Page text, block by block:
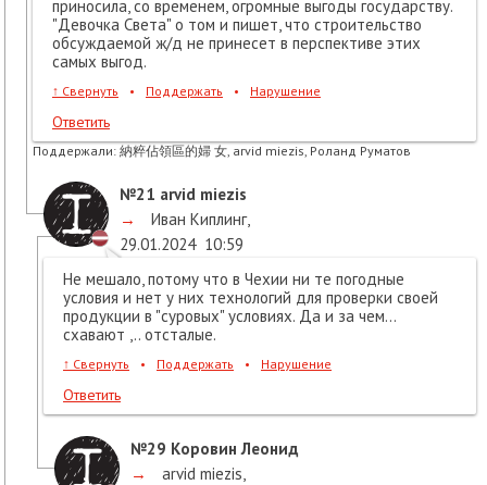
приносила, со временем, огромные выгоды государству.
"Девочка Света" о том и пишет, что строительство
обсуждаемой ж/д не принесет в перспективе этих
самых выгод.
↑ Свернуть • Поддержать • Нарушение
Ответить
Поддержали: 納粹佔領區的婦 女, arvid miezis, Роланд Руматов
№21 arvid miezis
→
Иван Киплинг,
29.01.2024 10:59
Не мешало, потому что в Чехии ни те погодные
условия и нет у них технологий для проверки своей
продукции в "суровых" условиях. Да и за чем...
схавают ,.. отсталые.
↑ Свернуть • Поддержать • Нарушение
Ответить
№29 Коровин Леонид
→
arvid miezis